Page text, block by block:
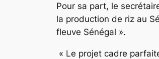
Pour sa part, le
la production de riz au
fleuve Sénégal ».
« Le projet cadre